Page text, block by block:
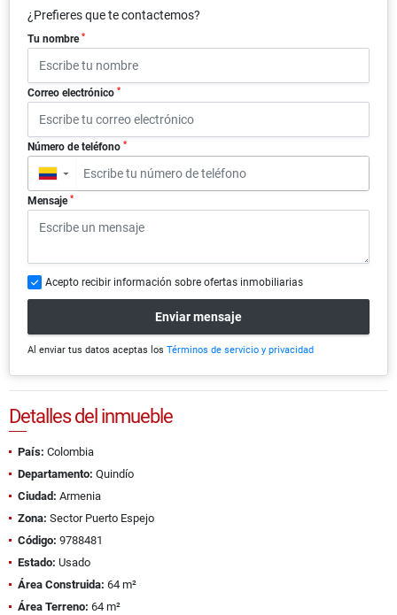
¿Prefieres que te contactemos?
Tu nombre *
Correo electrónico *
Número de teléfono *
▼
Mensaje *
Acepto recibir información sobre ofertas inmobiliarias
Enviar mensaje
Al enviar tus datos aceptas los Términos de servicio y privacidad
Detalles del inmueble
País: Colombia
Departamento: Quindío
Ciudad: Armenia
Zona: Sector Puerto Espejo
Código: 9788481
Estado: Usado
Área Construida: 64 m²
Área Terreno: 64 m²